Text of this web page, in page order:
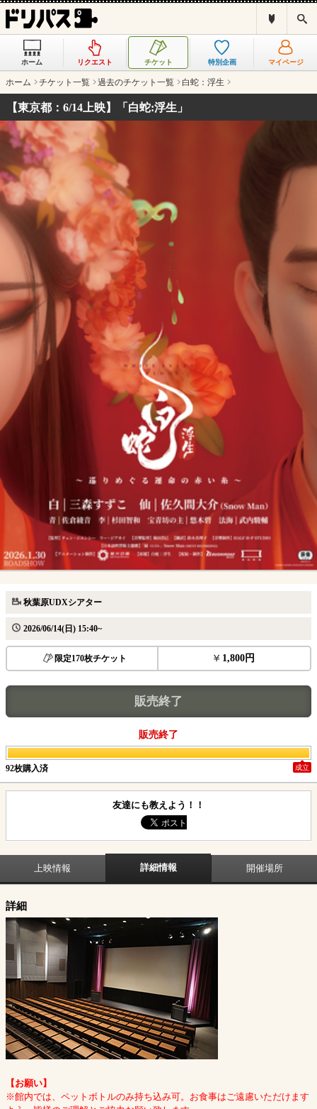
ス
ホーム リクエスト チケット 特別企画 マイページ
ホーム チケット一覧 過去のチケット一覧 白蛇：浮生
【東京都：6/14上映】「白蛇:浮生」
秋葉原UDXシアター
2026/06/14(日) 15:40~
限定170枚チケット 1,800円
販売終了
販売終了
92枚購入済 成立
友達にも教えよう！！
上映情報 詳細情報 開催場所
詳細
【お願い】
※館内では、ペットボトルのみ持ち込み可。お食事はご遠慮いただけます